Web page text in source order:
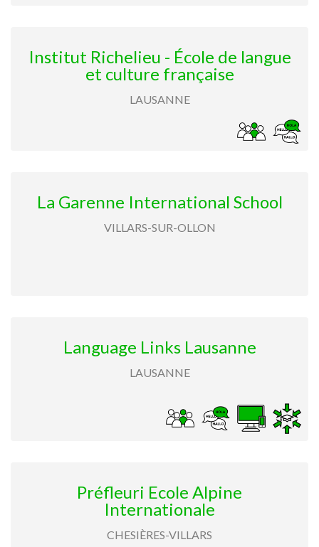
Institut Richelieu - École de langue
et culture française
LAUSANNE
La Garenne International School
VILLARS-SUR-OLLON
Language Links Lausanne
LAUSANNE
Préfleuri Ecole Alpine
Internationale
CHESIÈRES-VILLARS